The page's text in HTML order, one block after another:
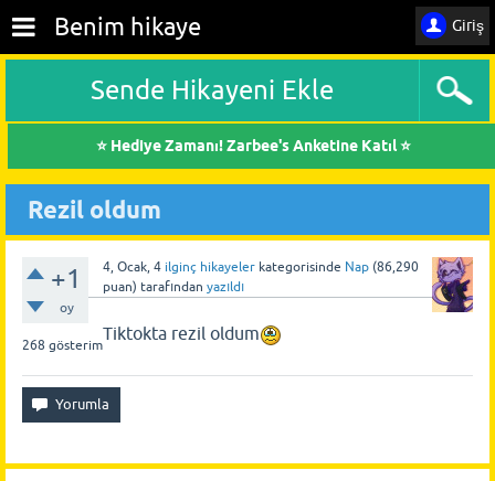
Giriş
Benim hikaye
Sende Hikayeni Ekle
⭐ Hediye Zamanı! Zarbee's Anketine Katıl ⭐
Rezil oldum
+1
oy
268 gösterim
4, Ocak, 4 ilginç hikayeler kategorisinde Nap (86,290
puan) tarafından yazıldı
Tiktokta rezil oldum